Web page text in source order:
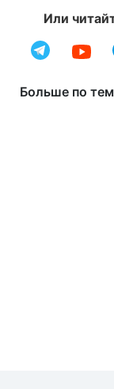
Или
Больше по